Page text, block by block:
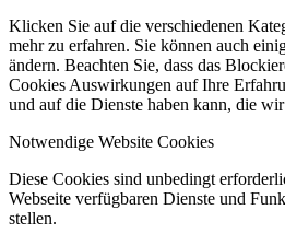
Klicken Sie auf die verschiedenen
mehr zu erfahren. Sie können auch
ändern. Beachten Sie, dass das
Cookies Auswirkungen auf Ihre
und auf die Dienste haben kann, die
Notwendige Website Cookies
Diese Cookies sind unbedingt
Webseite verfügbaren Dienste und
stellen.